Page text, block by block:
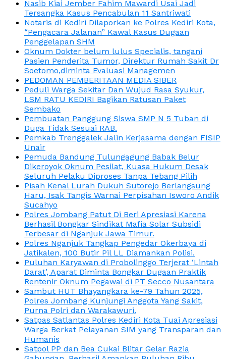
Nasib Kiai Jember Fahim Mawardi Usai Jadi
Tersangka Kasus Pencabulan 11 Santriwati
Notaris di Kediri Dilaporkan ke Polres Kediri Kota,
“Pengacara Jalanan” Kawal Kasus Dugaan
Penggelapan SHM
Oknum Dokter belum lulus Specialis, tangani
Pasien Penderita Tumor, Direktur Rumah Sakit Dr
Soetomo,diminta Evaluasi Managemen
PEDOMAN PEMBERITAAN MEDIA SIBER
Peduli Warga Sekitar Dan Wujud Rasa Syukur,
LSM RATU KEDIRI Bagikan Ratusan Paket
Sembako
Pembuatan Panggung Siswa SMP N 5 Tuban di
Duga Tidak Sesuai RAB.
Pemkab Trenggalek Jalin Kerjasama dengan FISIP
Unair
Pemuda Bandung Tulungagung Babak Belur
Dikeroyok Oknum Pesilat, Kuasa Hukum Desak
Seluruh Pelaku Diproses Tanpa Tebang Pilih
Pisah Kenal Lurah Dukuh Sutorejo Berlangsung
Haru, Isak Tangis Warnai Perpisahan Isworo Andik
Sucahyo
Polres Jombang Patut Di Beri Apresiasi Karena
Berhasil Bongkar Sindikat Mafia Solar Subsidi
Terbesar di Nganjuk Jawa Timur.
Polres Nganjuk Tangkap Pengedar Okerbaya di
Jatikalen, 100 Butir Pil LL Diamankan Polisi.
Puluhan Karyawan di Probolinggo Terjerat ‘Lintah
Darat’, Aparat Diminta Bongkar Dugaan Praktik
Rentenir Oknum Pegawai di PT Secco Nusantara
Sambut HUT Bhayangkara ke-79 Tahun 2025,
Polres Jombang Kunjungi Anggota Yang Sakit,
Purna Polri dan Warakawuri.
Satpas Satlantas Polres Kediri Kota Tuai Apresiasi
Warga Berkat Pelayanan SIM yang Transparan dan
Humanis
Satpol PP dan Bea Cukai Blitar Gelar Razia